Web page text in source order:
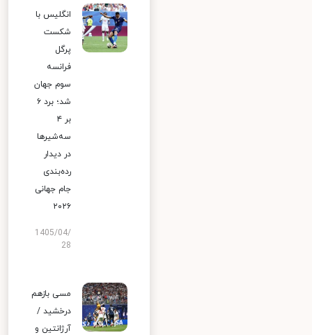
انگلیس با
شکست
پرگل
فرانسه
سوم جهان
شد؛ برد ۶
بر ۴
سه‌شیرها
در دیدار
رده‌بندی
جام جهانی
۲۰۲۶
1405/04/
28
مسی بازهم
درخشید /
آرژانتین و